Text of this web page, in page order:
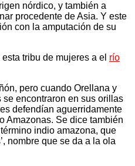
nórdico, y también a
procedente de Asia. Y este
con la amputación de su
tribu de mujeres a el río
pero cuando Orellana y
encontraron en sus orillas
defendían aguerridamente
Amazonas. Se dice también
indio amazona, que
nombre que se da a la ola